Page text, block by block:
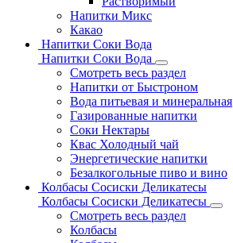
Напитки Микс
Какао
Напитки Соки Вода
Напитки Соки Вода
Смотреть весь раздел
Напитки от Быстроном
Вода питьевая и минеральная
Газированные напитки
Соки Нектары
Квас Холодный чай
Энергетические напитки
Безалкогольные пиво и вино
Колбасы Сосиски Деликатесы
Колбасы Сосиски Деликатесы
Смотреть весь раздел
Колбасы